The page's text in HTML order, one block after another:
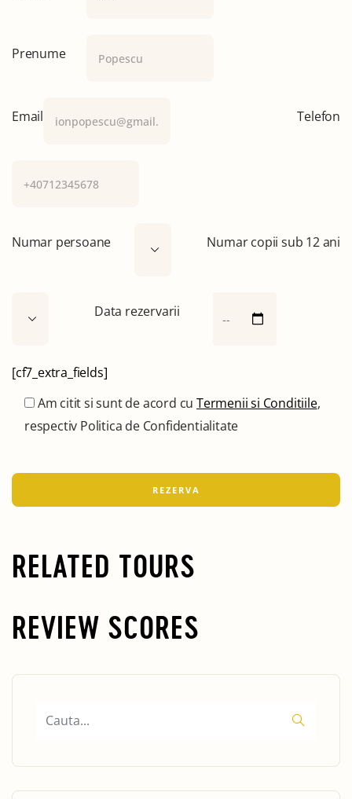
Prenume
Email Telefon
Numar persoane Numar copii sub 12 ani
Data rezervarii
[cf7_extra_fields]
Am citit si sunt de acord cuTermenii si Conditiile,
respectiv Politica de Confidentialitate
RELATED TOURS
REVIEW SCORES